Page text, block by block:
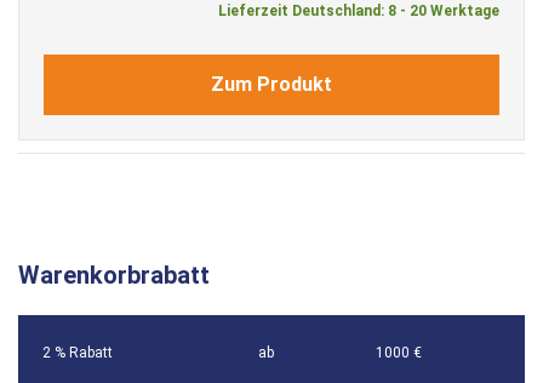
Lieferzeit Deutschland: 8 - 20 Werktage
Zum Produkt
Warenkorbrabatt
2 % Rabatt ab 1000 €